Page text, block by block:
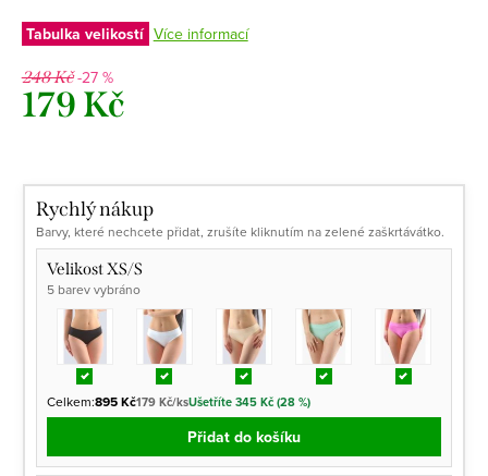
Tabulka velikostí Více informací
248 Kč-27 %
179 Kč
Rychlý nákup
Barvy, které nechcete přidat, zrušíte kliknutím na zelené zaškrtávátko.
Velikost XS/S
5 barev vybráno
Celkem:895 Kč179 Kč/ksUšetříte 345 Kč (28 %)
Přidat do košíku